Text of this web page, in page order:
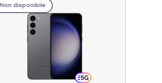
Non disponibile